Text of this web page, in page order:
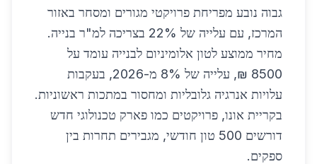
גבוה נובע מפריחת פרויקטי מגורים ומסחר באזור
המרכז, עם עלייה של 22% בצריכה למ"ר בנייה.
מחיר ממוצע לטון אלומיניום לבנייה עומד על
8500 ₪, עלייה של 8% מ-2026, בעקבות
עלויות אנרגיה גלובליות ומחסור במתכות ראשוניות.
בקריית אונו, פרויקטים כמו פארק טכנולוגי חדש
דורשים 500 טון חודשי, מגבירים תחרות בין
ספקים.